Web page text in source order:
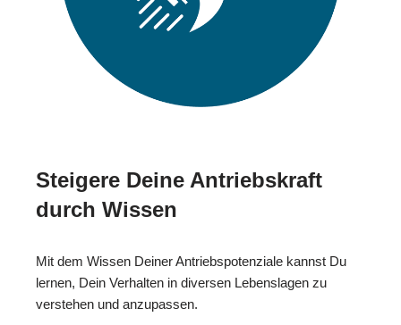
Steigere Deine Antriebskraft
durch Wissen
Mit dem Wissen Deiner Antriebspotenziale kannst Du
lernen, Dein Verhalten in diversen Lebenslagen zu
verstehen und anzupassen.